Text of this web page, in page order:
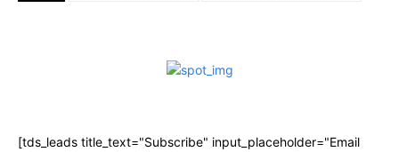
[tds_leads title_text="Subscribe" input_placeholder="Email